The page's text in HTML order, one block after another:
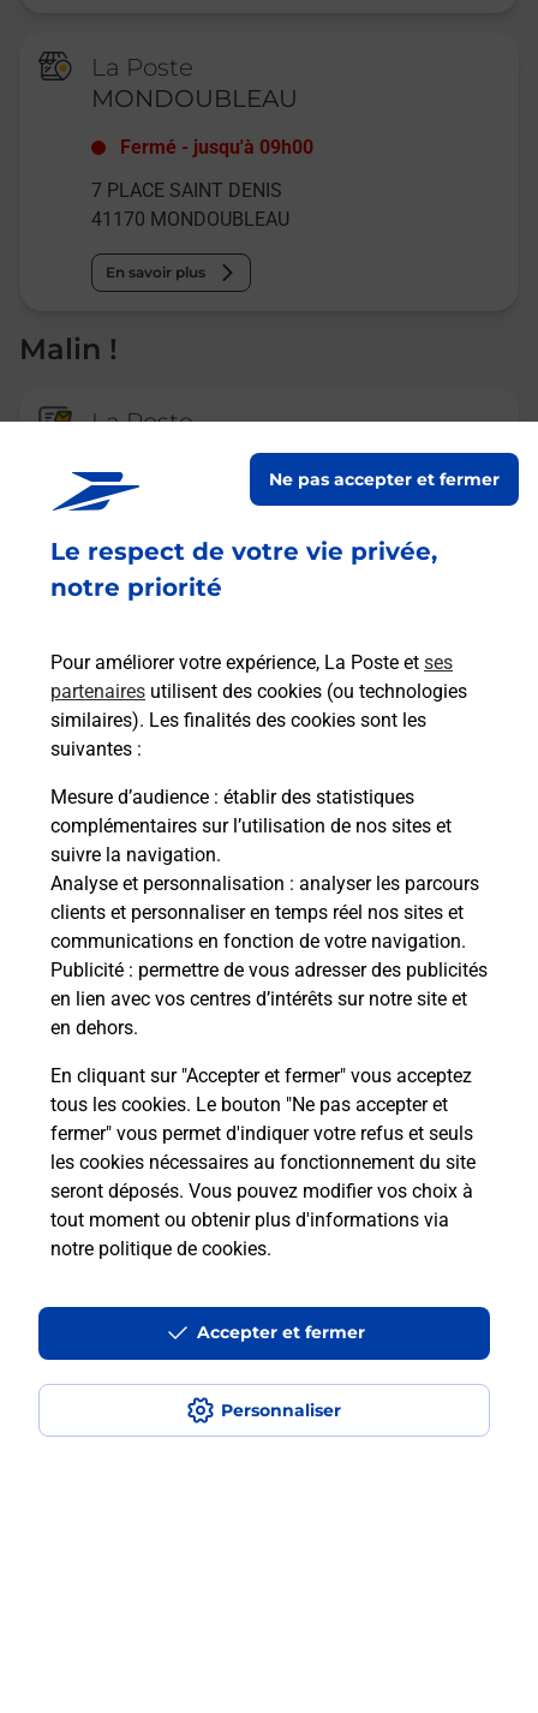
Le respect de votre vie privée,
notre priorité
Pour améliorer votre expérience, La Poste et ses
partenaires utilisent des cookies (ou technologies
similaires). Les finalités des cookies sont les
suivantes :
Mesure d’audience : établir des statistiques
complémentaires sur l’utilisation de nos sites et
suivre la navigation.
Analyse et personnalisation : analyser les parcours
clients et personnaliser en temps réel nos sites et
communications en fonction de votre navigation.
Publicité : permettre de vous adresser des publicités
en lien avec vos centres d’intérêts sur notre site et
en dehors.
En cliquant sur "Accepter et fermer" vous acceptez
tous les cookies. Le bouton "Ne pas accepter et
fermer" vous permet d'indiquer votre refus et seuls
les cookies nécessaires au fonctionnement du site
seront déposés. Vous pouvez modifier vos choix à
tout moment ou obtenir plus d'informations via
notre politique de cookies.
Personnaliser
Ne pas accepter et fermer
Accepter et fermer
La Poste
MONDOUBLEAU
Fermé - jusqu'à 09h00
7 PLACE SAINT DENIS
41170 MONDOUBLEAU
En savoir plus
Malin !
La Poste
En savoir plus
Recherchez un autre point de contact
Quel réseau utilise La Poste Mobile ?
Est-ce que je peux garder mon
numéro de mobile gratuitement ?
Est-ce que je peux bénéficier de la 5G
avec La Poste Mobile ?
Est-ce que je peux utiliser mon forfait
à l’étranger avec La Poste Mobile ?
Est-ce que je peux payer mon
smartphone Samsung en plusieurs
Est-ce que je peux assurer mon
smartphone Samsung ?